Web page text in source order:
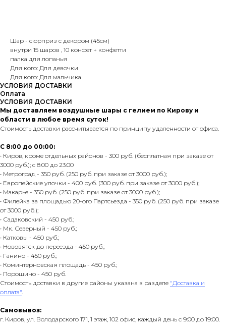
Шар - сюрприз с декором (45см)
внутри 15 шаров , 10 конфет + конфетти
палка для лопанья
Для кого: Для девочки
Для кого: Для мальчика
УСЛОВИЯ ДОСТАВКИ
Оплата
УСЛОВИЯ ДОСТАВКИ
Мы доставляем воздушные шары с гелием по Кирову и
области в любое время суток!
Стоимость доставки рассчитывается по принципу удаленности от офиса.
С 8:00 до 00:00:
• Киров, кроме отдельных районов - 300 руб. (бесплатная при заказе от
3000 руб.); с 8:00 до 23:00
• Метроград - 350 руб. (250 руб. при заказе от 3000 руб.);
• Европейские улочки - 400 руб. (300 руб. при заказе от 3000 руб.);
• Макарье - 350 руб. (250 руб. при заказе от 3000 руб.);
• Филейка за площадью 20-ого Партсьезда - 350 руб. (250 руб. при заказе
от 3000 руб.);
• Садаковский - 450 руб.;
• Мк. Северный - 450 руб.;
• Катковы - 450 руб.;
• Нововятск до переезда - 450 руб.;
• Ганино - 450 руб.;
• Коминтерновская площадь - 450 руб.;
• Порошино - 450 руб.
Стоимость доставки в другие районы указана в разделе "Доставка и
оплата".
Самовывоз:
г. Киров, ул. Володарского 171, 1 этаж, 102 офис, каждый день с 9:00 до 19:00.